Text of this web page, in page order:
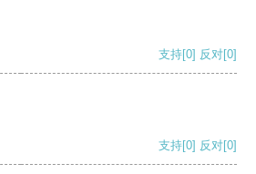
支持[0] 反对[0]
支持[0] 反对[0]